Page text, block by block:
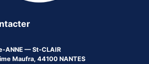
ANNE — St-CLAIR
Maufra, 44100 NANTES